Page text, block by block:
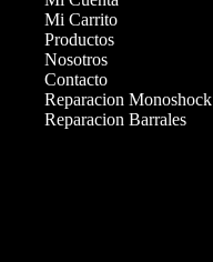
Mi Carrito
Productos
Nosotros
Contacto
Reparacion Monoshock
Reparacion Barrales